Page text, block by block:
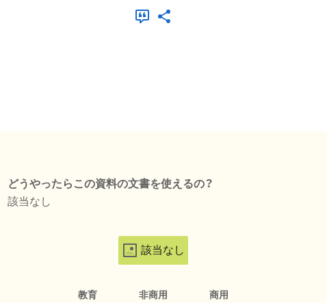
どうやったらこの資料の文書を使えるの？
該当なし
該当なし
教育 非商用 商用